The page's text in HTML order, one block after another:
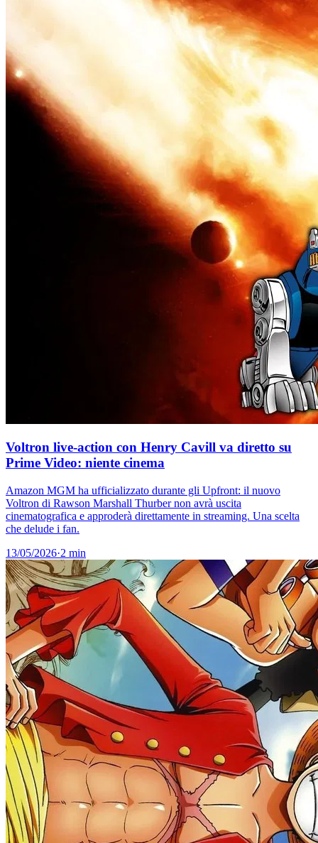
Voltron live-action con Henry Cavill va diretto su
Prime Video: niente cinema
Amazon MGM ha ufficializzato durante gli Upfront: il nuovo
Voltron di Rawson Marshall Thurber non avrà uscita
cinematografica e approderà direttamente in streaming. Una scelta
che delude i fan.
13/05/2026·2 min